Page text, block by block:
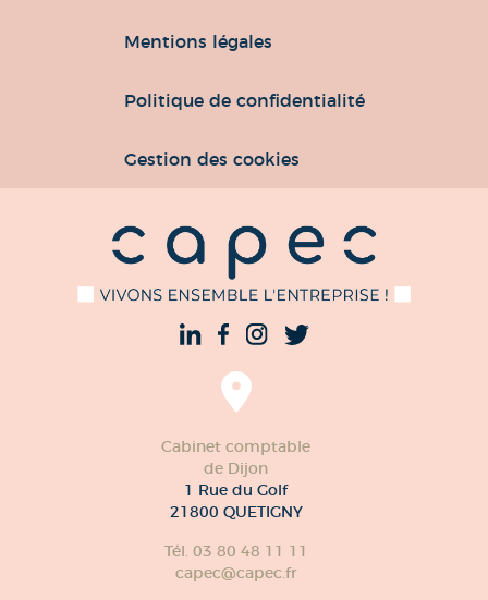
Mentions légales
Politique de confidentialité
Gestion des cookies
Cabinet comptable
de Dijon
1 Rue du Golf
21800 QUETIGNY
Tél. 03 80 48 11 11
capec@capec.fr